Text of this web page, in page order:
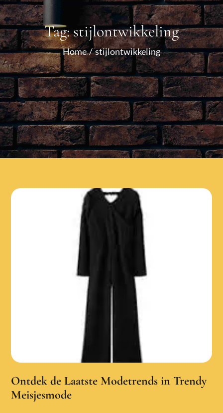
Tag:stijlontwikkeling
Home stijlontwikkeling
Ontdek de Laatste Modetrends in Trendy
Meisjesmode